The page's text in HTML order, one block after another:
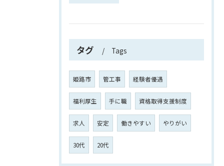
タグ Tags
姫路市 管工事 経験者優遇
福利厚生 手に職 資格取得支援制度
求人 安定 働きやすい やりがい
30代 20代